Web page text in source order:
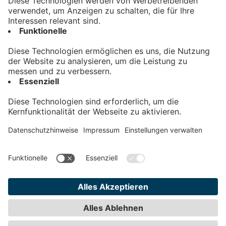
Kontakt
Impressum
Teilnahmebedingungen
Privatsphäre